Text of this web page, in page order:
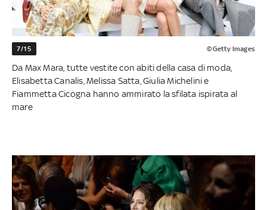
7/15 ©Getty Images
Da Max Mara, tutte vestite con abiti della casa di moda,
Elisabetta Canalis, Melissa Satta, Giulia Michelini e
Fiammetta Cicogna hanno ammirato la sfilata ispirata al
mare